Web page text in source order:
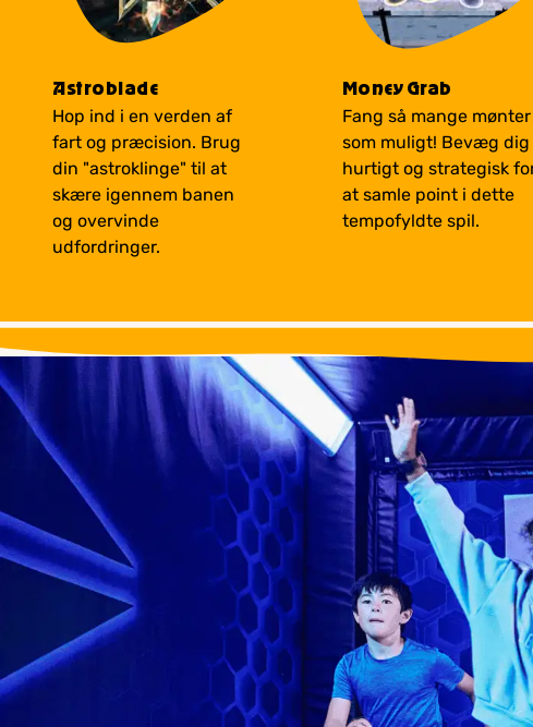
Astroblade
Hop ind i en verden af
fart og præcision. Brug
din "astroklinge" til at
skære igennem banen
og overvinde
udfordringer.
Money Grab
Fang så mange mønter
som muligt! Bevæg dig
hurtigt og strategisk
at samle point i dette
tempofyldte spil.